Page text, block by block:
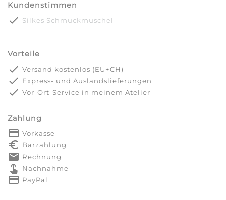
Kundenstimmen
done Silkes Schmuckmuschel
Vorteile
done Versand kostenlos (EU+CH)
done Express- und Auslandslieferungen
done Vor-Ort-Service in meinem Atelier
Zahlung
payment Vorkasse
euro_symbol Barzahlung
markunread Rechnung
touch_app Nachnahme
credit_card PayPal